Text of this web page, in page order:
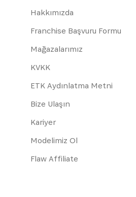
Hakkımızda
Franchise Başvuru Formu
Mağazalarımız
KVKK
ETK Aydınlatma Metni
Bize Ulaşın
Kariyer
Modelimiz Ol
Flaw Affiliate